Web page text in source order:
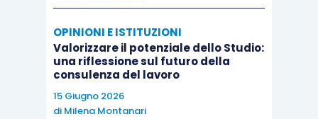
OPINIONI E ISTITUZIONI
Valorizzare il potenziale dello Studio:
una riflessione sul futuro della
consulenza del lavoro
15 Giugno 2026
di Milena Montanari